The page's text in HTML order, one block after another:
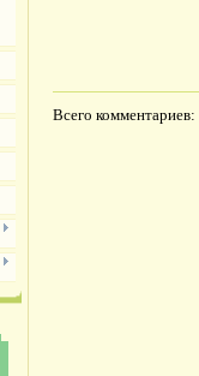
Всего комментариев: